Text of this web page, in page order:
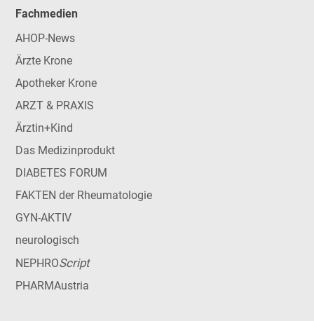
Fachmedien
AHOP-News
Ärzte Krone
Apotheker Krone
ARZT & PRAXIS
Ärztin+Kind
Das Medizinprodukt
DIABETES FORUM
FAKTEN der Rheumatologie
GYN-AKTIV
neurologisch
NEPHROScript
PHARMAustria